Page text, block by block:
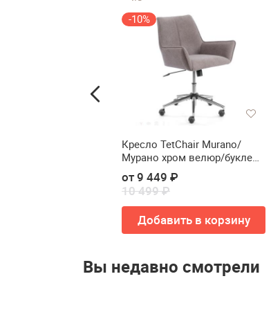
-10%
Кресло TetChair Murano/
Мурано хром велюр/букле
(HYP) (У) бежевый
от 9 449 ₽
10 499 ₽
Добавить в корзину
Вы недавно смотрели